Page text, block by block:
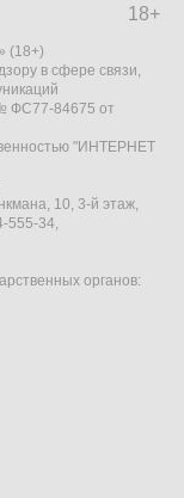
18+
(18+)
в сфере связи,
ФС77-84675 от
"ИНТЕРНЕТ
10, 3-й этаж,
555-34,
органов: